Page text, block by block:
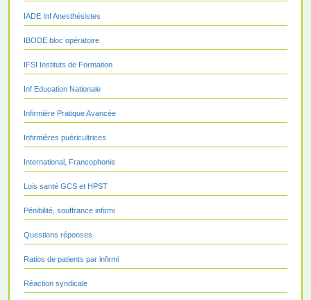
IADE Inf Anesthésistes
IBODE bloc opératoire
IFSI Instituts de Formation
Inf Education Nationale
Infirmière Pratique Avancée
Infirmières puéricultrices
International, Francophonie
Lois santé GCS et HPST
Pénibilité, souffrance infirmi
Questions réponses
Ratios de patients par infirmi
Réaction syndicale